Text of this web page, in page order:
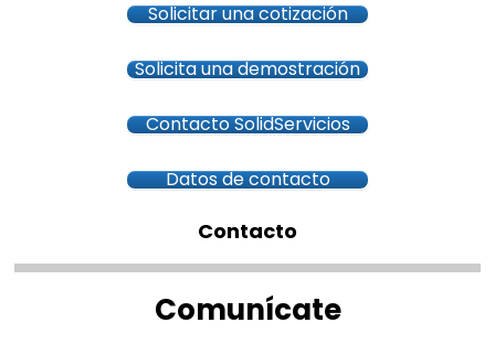
Solicitar una cotización
Solicita una demostración
Contacto SolidServicios
Datos de contacto
Contacto
Comunícate